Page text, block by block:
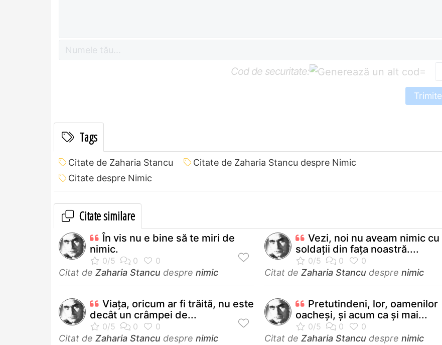
Cod de securitate: =
Trimite
Tags
Citate de Zaharia Stancu
Citate de Zaharia Stancu despre Nimic
Citate despre Nimic
Citate similare
În vis nu e bine să te miri de
nimic.
Citat de Zaharia Stancu despre nimic
Vezi, noi nu aveam nimic cu
soldaţii din faţa noastră....
Citat de Zaharia Stancu despre nimic
Viaţa, oricum ar fi trăită, nu este
decât un crâmpei de...
Citat de Zaharia Stancu despre nimic
Pretutindeni, lor, oamenilor
oacheşi, şi acum ca şi mai...
Citat de Zaharia Stancu despre nimic